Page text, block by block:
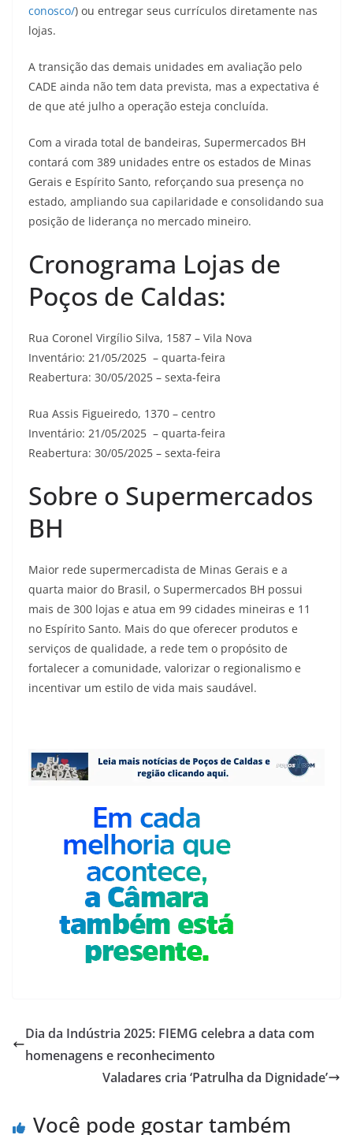
conosco/) ou entregar seus currículos diretamente nas
lojas.
A transição das demais unidades em avaliação pelo
CADE ainda não tem data prevista, mas a expectativa é
de que até julho a operação esteja concluída.
Com a virada total de bandeiras, Supermercados BH
contará com 389 unidades entre os estados de Minas
Gerais e Espírito Santo, reforçando sua presença no
estado, ampliando sua capilaridade e consolidando sua
posição de liderança no mercado mineiro.
Cronograma Lojas de
Poços de Caldas:
Rua Coronel Virgílio Silva, 1587 – Vila Nova
Inventário: 21/05/2025 – quarta-feira
Reabertura: 30/05/2025 – sexta-feira
Rua Assis Figueiredo, 1370 – centro
Inventário: 21/05/2025 – quarta-feira
Reabertura: 30/05/2025 – sexta-feira
Sobre o Supermercados
BH
Maior rede supermercadista de Minas Gerais e a
quarta maior do Brasil, o Supermercados BH possui
mais de 300 lojas e atua em 99 cidades mineiras e 11
no Espírito Santo. Mais do que oferecer produtos e
serviços de qualidade, a rede tem o propósito de
fortalecer a comunidade, valorizar o regionalismo e
incentivar um estilo de vida mais saudável.
Dia da Indústria 2025: FIEMG celebra a data com
homenagens e reconhecimento
Valadares cria ‘Patrulha da Dignidade’
Você pode gostar também